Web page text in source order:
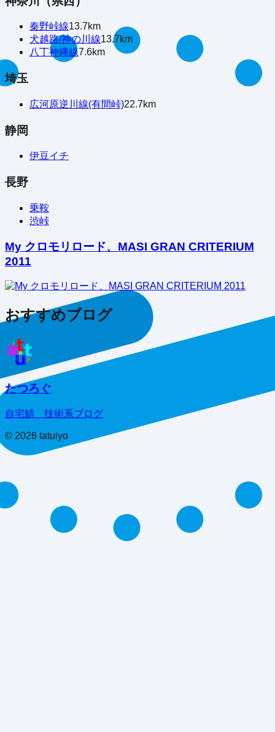
秦野峠線13.7km
犬越路/神の川線13.7km
八丁神縄線7.6km
埼玉
広河原逆川線(有間峠)22.7km
静岡
伊豆イチ
長野
乗鞍
渋峠
My クロモリロード、MASI GRAN CRITERIUM
2011
おすすめブログ
たつろぐ
自宅鯖 技術系ブログ
© 2026 tatuiyo